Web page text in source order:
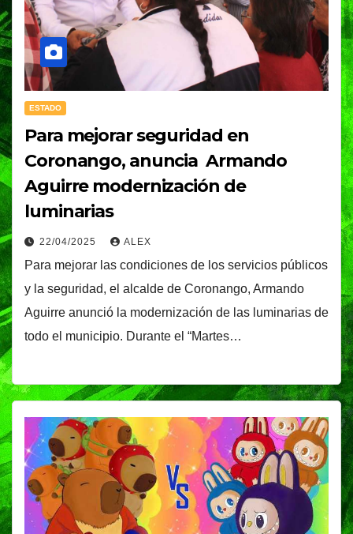
ESTADO
Para mejorar seguridad en
Coronango, anuncia Armando
Aguirre modernización de
luminarias
22/04/2025 ALEX
Para mejorar las condiciones de los servicios públicos
y la seguridad, el alcalde de Coronango, Armando
Aguirre anunció la modernización de las luminarias de
todo el municipio. Durante el “Martes…